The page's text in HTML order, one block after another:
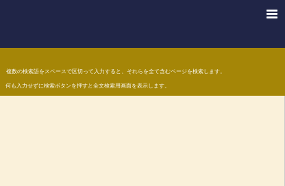
複数の検索語をスペースで区切って入力すると、それらを全て含むページを検索します。
何も入力せずに検索ボタンを押すと全文検索用画面を表示します。